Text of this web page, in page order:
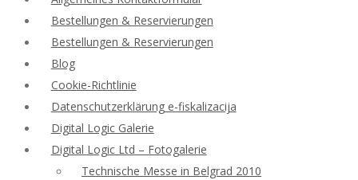
Bestellungen & Reservierungen
Bestellungen & Reservierungen
Blog
Cookie-Richtlinie
Datenschutzerklärung e-fiskalizacija
Digital Logic Galerie
Digital Logic Ltd – Fotogalerie
Technische Messe in Belgrad 2010